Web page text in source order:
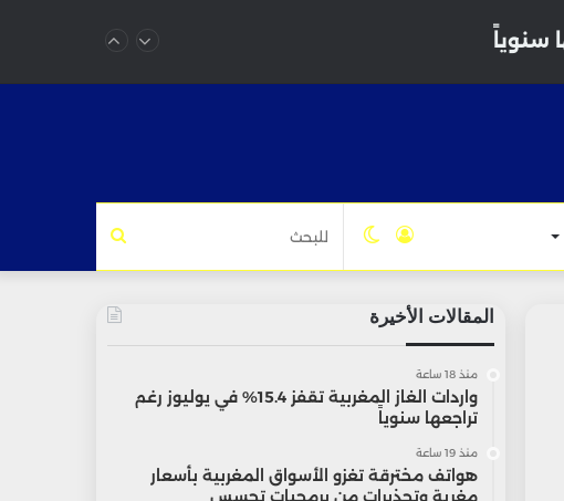
للبحث الوضعتسجيل
المقالات الأخيرة
منذ 18 ساعة
واردات الغاز المغربية تقفز 15.4% في يوليوز رغم
تراجعها سنوياً
منذ 19 ساعة
هواتف مخترقة تغزو الأسواق المغربية بأسعار
مغرية وتحذيرات من برمجيات تجسس